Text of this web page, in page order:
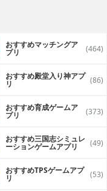
おすすめマッチングア
プリ (464)
おすすめ殿堂入り神アプ
リ (86)
おすすめ育成ゲームア
プリ (373)
おすすめ三国志シミュレ
ーションゲームアプリ (49)
おすすめTPSゲームアプ
リ (53)